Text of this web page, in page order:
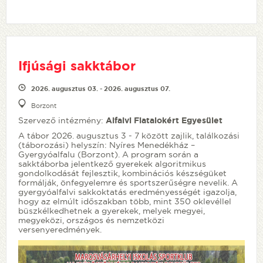
Ifjúsági sakktábor
2026. augusztus 03. - 2026. augusztus 07.
Borzont
Szervező intézmény: Alfalvi Fiatalokért Egyesület
A tábor 2026. augusztus 3 - 7 között zajlik, találkozási
(táborozási) helyszín: Nyíres Menedékház –
Gyergyóalfalu (Borzont). A program során a
sakktáborba jelentkező gyerekek algoritmikus
gondolkodását fejlesztik, kombinációs készségüket
formálják, önfegyelemre és sportszerűségre nevelik. A
gyergyóalfalvi sakkoktatás eredményességét igazolja,
hogy az elmúlt időszakban több, mint 350 oklevéllel
büszkélkedhetnek a gyerekek, melyek megyei,
megyeközi, országos és nemzetközi
versenyeredmények.